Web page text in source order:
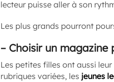
lecteur puisse aller à son
Les plus grands pourront
– Choisir un magazine
Les petites filles ont aussi
rubriques variées, les jeunes